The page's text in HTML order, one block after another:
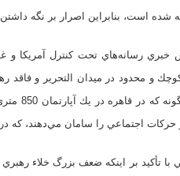
شده است، بنابراين اصرار بر نگه
رسانه‌هاي تحت كنترل آمريكا و
و محدود در ميدان التحرير و فاقد
حركات اجتماعي را سامان مي‌دهند،
تأكيد بر اينكه ضعف بزرگ خلاء